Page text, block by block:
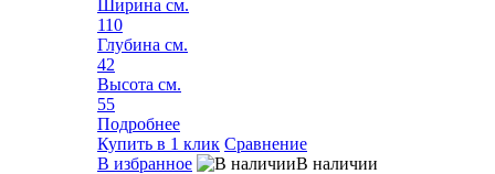
Ширина см.
110
Глубина см.
42
Высота см.
55
Подробнее
Купить в 1 клик Сравнение
В избранное
В наличии